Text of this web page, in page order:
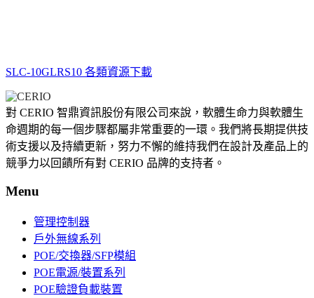
SLC-10GLRS10 各類資源下載
對 CERIO 智鼎資訊股份有限公司來說，軟體生命力與軟體生
命週期的每一個步驟都屬非常重要的一環。我們將長期提供技
術支援以及持續更新，努力不懈的維持我們在設計及產品上的
競爭力以回饋所有對 CERIO 品牌的支持者。
Menu
管理控制器
戶外無線系列
POE/交換器/SFP模組
POE電源/裝置系列
POE驗證負載裝置